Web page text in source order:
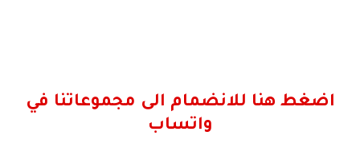
اضغط هنا للانضمام الى مجموعاتنا في
واتساب